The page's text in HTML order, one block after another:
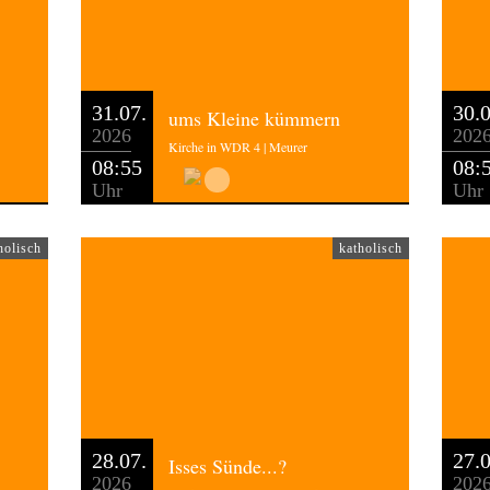
31.07.
2026
08:55
Uhr
ums Kleine kümmern
Kirche in WDR 4 | Meurer
Uhr
katholisch
28.07.
2026
Isses Sünde...?